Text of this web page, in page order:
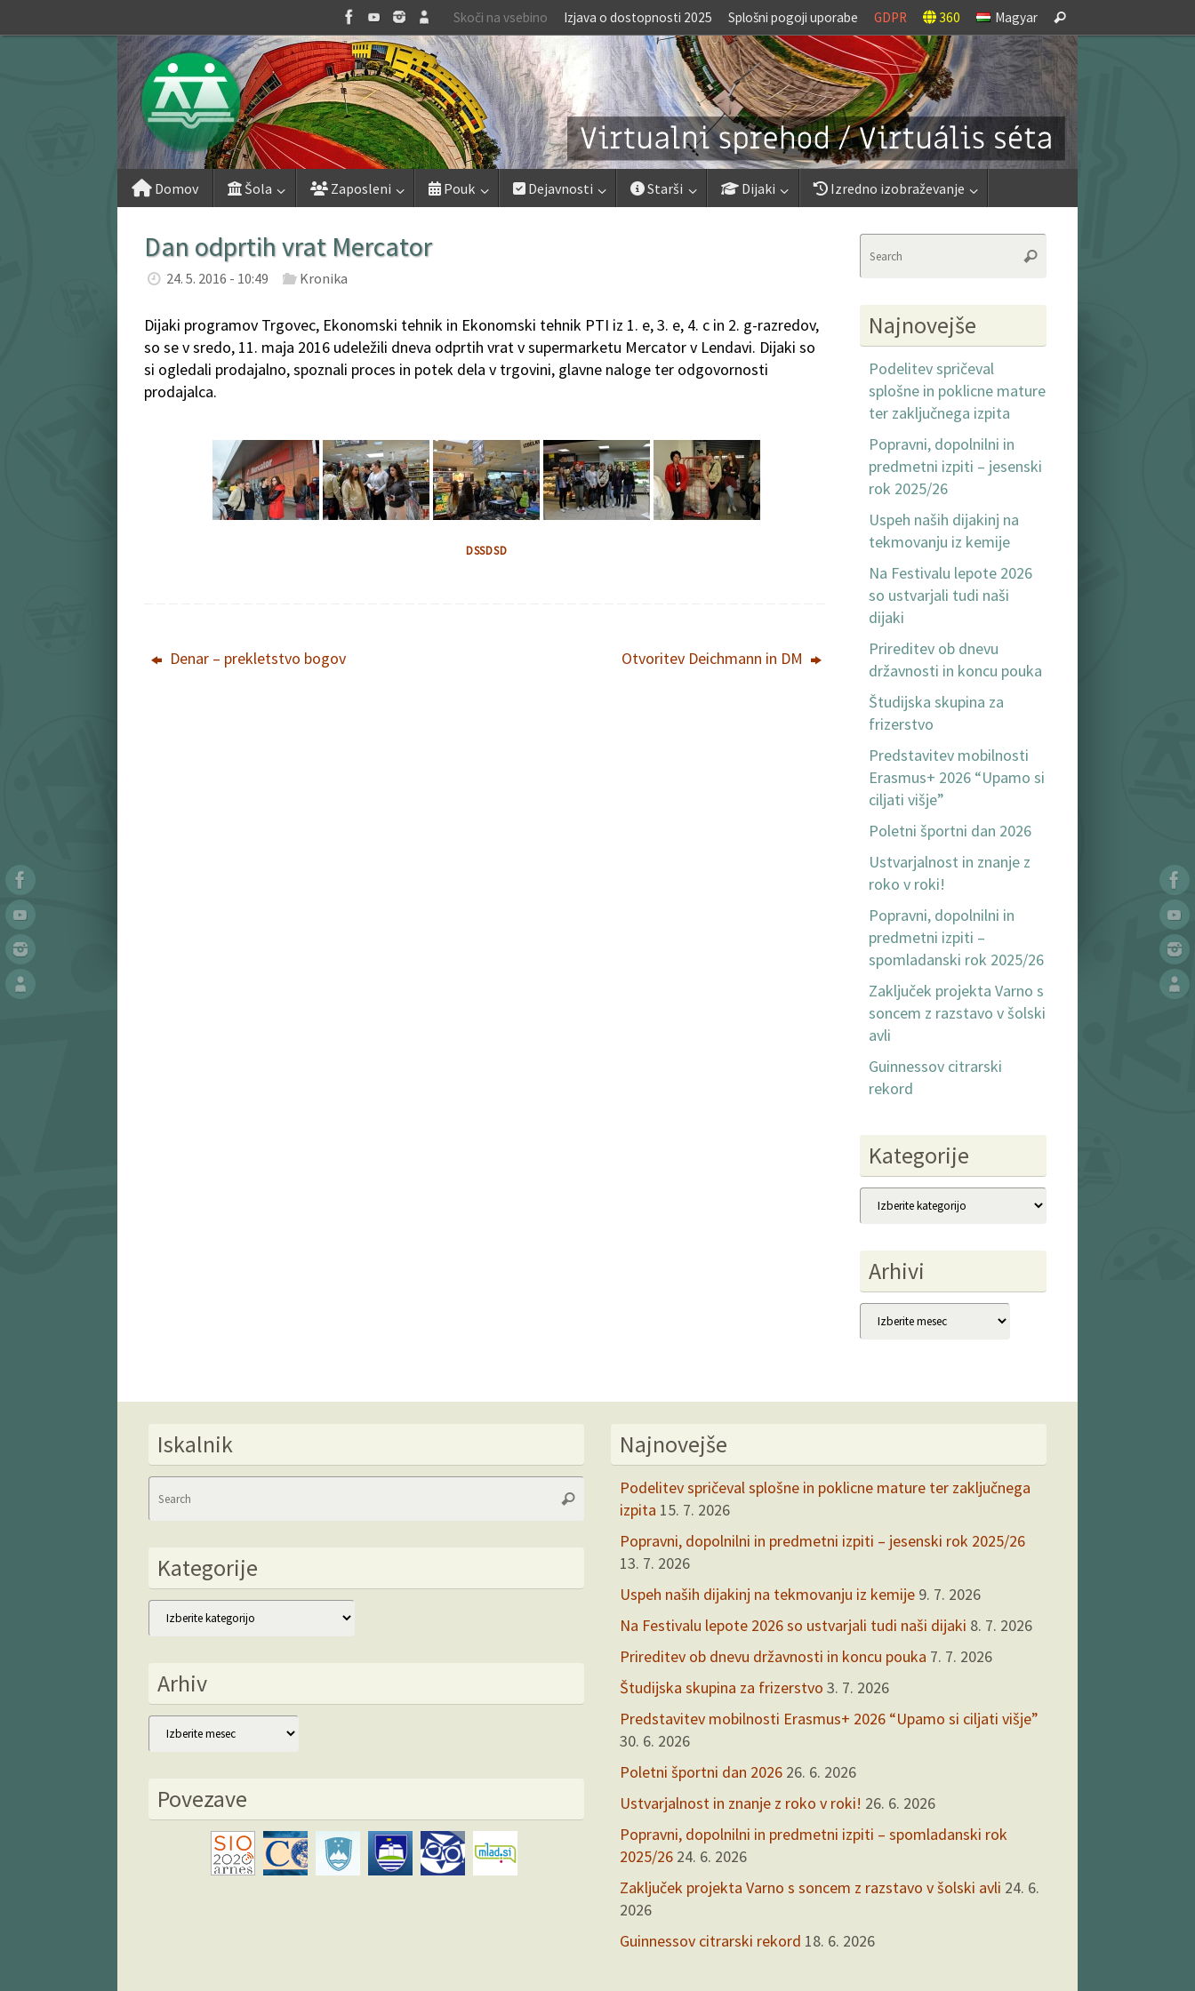
to
Skoči na vsebino Izjava o dostopnosti 2025 Splošni pogoji uporabe GDPR 360 Magyar
for:
Search
Skip
Domov Šola Zaposleni Pouk Dejavnosti Starši Dijaki Izredno izobraževanje
Dan odprtih vrat Mercator
24. 5. 2016 - 10:49 Kronika
Dijaki programov Trgovec, Ekonomski tehnik in Ekonomski tehnik PTI iz 1. e, 3. e, 4. c in 2. g-razredov,
so se v sredo, 11. maja 2016 udeležili dneva odprtih vrat v supermarketu Mercator v Lendavi. Dijaki so
si ogledali prodajalno, spoznali proces in potek dela v trgovini, glavne naloge ter odgovornosti
prodajalca.
DSSDSD
Denar – prekletstvo bogov Otvoritev Deichmann in DM
Search
Najnovejše
Podelitev spričeval
splošne in poklicne mature
ter zaključnega izpita
Popravni, dopolnilni in
predmetni izpiti – jesenski
rok 2025/26
Uspeh naših dijakinj na
tekmovanju iz kemije
Na Festivalu lepote 2026
so ustvarjali tudi naši
dijaki
Prireditev ob dnevu
državnosti in koncu pouka
Študijska skupina za
frizerstvo
Predstavitev mobilnosti
Erasmus+ 2026 “Upamo si
ciljati višje”
Poletni športni dan 2026
Ustvarjalnost in znanje z
roko v roki!
Popravni, dopolnilni in
predmetni izpiti –
spomladanski rok 2025/26
Zaključek projekta Varno s
soncem z razstavo v šolski
avli
Guinnessov citrarski
rekord
Kategorije
Kategorije
Arhivi
Arhivi
Iskalnik
Search
Search
Kategorije
Kategorije
Arhiv
Arhiv
Povezave
Najnovejše
Podelitev spričeval splošne in poklicne mature ter zaključnega
izpita 15. 7. 2026
Popravni, dopolnilni in predmetni izpiti – jesenski rok 2025/26
13. 7. 2026
Uspeh naših dijakinj na tekmovanju iz kemije 9. 7. 2026
Na Festivalu lepote 2026 so ustvarjali tudi naši dijaki 8. 7. 2026
Prireditev ob dnevu državnosti in koncu pouka 7. 7. 2026
Študijska skupina za frizerstvo 3. 7. 2026
Predstavitev mobilnosti Erasmus+ 2026 “Upamo si ciljati višje”
30. 6. 2026
Poletni športni dan 2026 26. 6. 2026
Ustvarjalnost in znanje z roko v roki! 26. 6. 2026
Popravni, dopolnilni in predmetni izpiti – spomladanski rok
2025/26 24. 6. 2026
Zaključek projekta Varno s soncem z razstavo v šolski avli 24. 6.
2026
Guinnessov citrarski rekord 18. 6. 2026